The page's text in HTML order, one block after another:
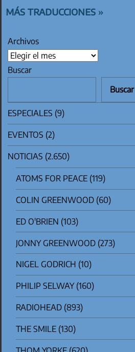
más traducciones »
Archivos
Buscar
Buscar
ESPECIALES (9)
EVENTOS (2)
NOTICIAS (2.650)
ATOMS FOR PEACE (119)
COLIN GREENWOOD (60)
ED O'BRIEN (103)
JONNY GREENWOOD (273)
NIGEL GODRICH (10)
PHILIP SELWAY(160)
RADIOHEAD (893)
THE SMILE (130)